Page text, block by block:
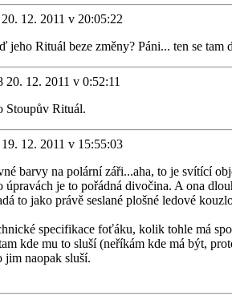
20. 12. 2011 v 20:05:22
jeho Rituál beze změny? Páni... ten se tam
20. 12. 2011 v 0:52:11
Stoupův Rituál.
19. 12. 2011 v 15:55:03
barvy na polární záři...aha, to je svítící
je to pořádná divočina. A ona
to jako právě seslané plošné ledové
specifikace foťáku, kolik tohle má
kde mu to sluší (neříkám kde má být,
jim naopak sluší.